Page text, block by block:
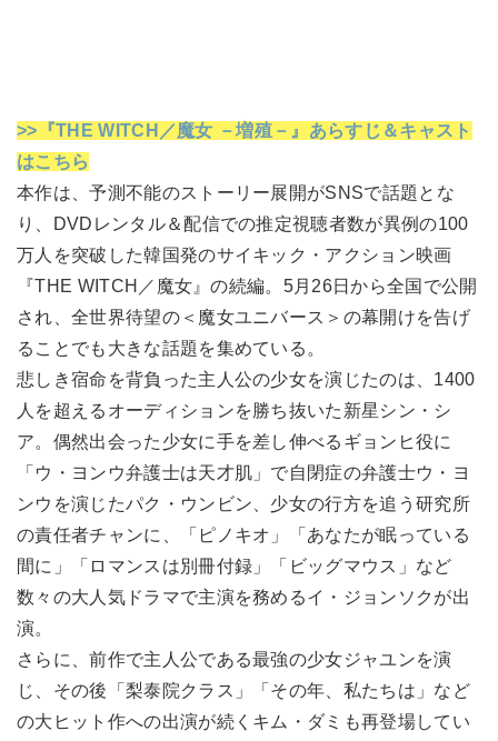
>>『THE WITCH／魔女 －増殖－』あらすじ＆キャスト
はこちら
本作は、予測不能のストーリー展開がSNSで話題とな
り、DVDレンタル＆配信での推定視聴者数が異例の100
万人を突破した韓国発のサイキック・アクション映画
『THE WITCH／魔女』の続編。5月26日から全国で公開
され、全世界待望の＜魔女ユニバース＞の幕開けを告げ
ることでも大きな話題を集めている。
悲しき宿命を背負った主人公の少女を演じたのは、1400
人を超えるオーディションを勝ち抜いた新星シン・シ
ア。偶然出会った少女に手を差し伸べるギョンヒ役に
「ウ・ヨンウ弁護士は天才肌」で自閉症の弁護士ウ・ヨ
ンウを演じたパク・ウンビン、少女の行方を追う研究所
の責任者チャンに、「ピノキオ」「あなたが眠っている
間に」「ロマンスは別冊付録」「ビッグマウス」など
数々の大人気ドラマで主演を務めるイ・ジョンソクが出
演。
さらに、前作で主人公である最強の少女ジャユンを演
じ、その後「梨泰院クラス」「その年、私たちは」など
の大ヒット作への出演が続くキム・ダミも再登場してい